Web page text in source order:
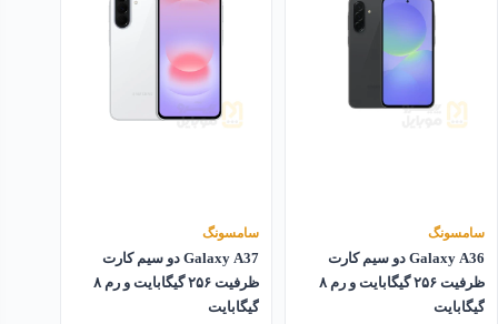
سامسونگ
Galaxy A36 دو سیم کارت
ظرفیت ۲۵۶ گیگابایت و رم ۸
گیگابایت
سامسونگ
Galaxy A37 دو سیم کارت
ظرفیت ۲۵۶ گیگابایت و رم ۸
گیگابایت